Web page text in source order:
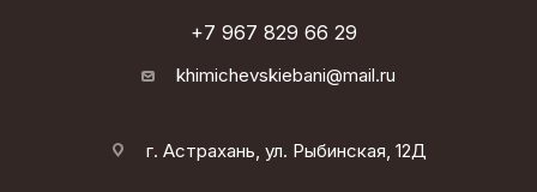
+7 967 829 66 29
khimichevskiebani@mail.ru
г. Астрахань, ул. Рыбинская, 12Д